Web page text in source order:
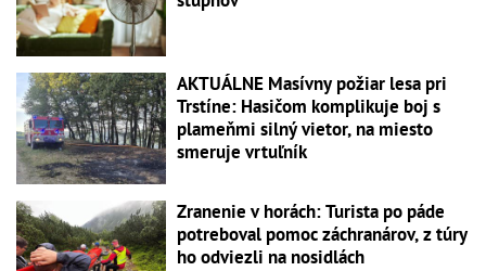
AKTUÁLNE Masívny požiar lesa pri
Trstíne: Hasičom komplikuje boj s
plameňmi silný vietor, na miesto
smeruje vrtuľník
Zranenie v horách: Turista po páde
potreboval pomoc záchranárov, z túry
ho odviezli na nosidlách